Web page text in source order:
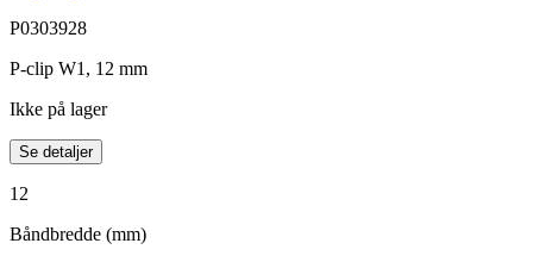
P0303928
P-clip W1, 12 mm
Ikke på lager
Se detaljer
12
Båndbredde (mm)